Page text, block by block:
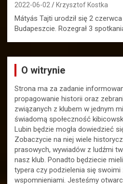
2022-06-02 Krzysztof Kostka
Mátyás Tajti urodził się 2
Budapeszcie. Rozegrał 3
O witrynie
Strona ma za zadanie
propagowanie historii oraz
związanych z klubem w jednym
świadomą społeczność
Lubin będzie mogła dowiedzieć
Zobaczycie na niej wiele
prasowych, wywiadów z ludźmi
nasz klub. Ponadto będziecie
typera czy podzielenia się swoimi
wspomnieniami. Jesteśmy